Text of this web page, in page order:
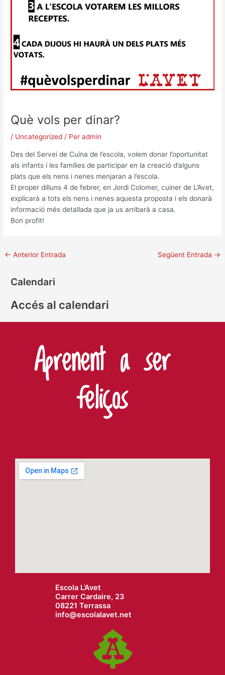
Què vols per dinar?
/ Uncategorized / Per admin
Des del Servei de Cuina de l’escola, volem donar l’oportunitat
als infants i les famílies de participar en la creació d’alguns
plats que els nens i nenes menjaran a l’escola.
El proper dilluns 4 de febrer, en Jordi Colomer, cuiner de L’Avet,
explicarà a tots els nens i nenes aquesta proposta i els donarà
informació més detallada que ja us arribarà a casa.
Bon profit!
← Anterior Entrada Següent Entrada →
Calendari
Accés al calendari
Aprenent a ser
feliços
Escola L’Avet
Carrer Cardaire, 23
08221 Terrassa
info@escolalavet.net